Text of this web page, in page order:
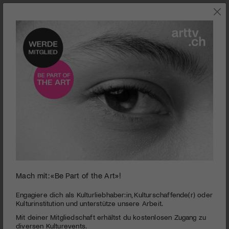
SZENE
seconds
minutes,
42
Erna Schillig – Monografie
Das zu Unrecht in Vergessenheit geratene künstlerische
Mach mit: «Be Part of the Art»!
Engagiere dich als Kulturliebhaber:in, Kulturschaffende(r) oder
Kulturinstitution und unterstütze unsere Arbeit.
Mit deiner Mitgliedschaft erhältst du kostenlosen Zugang zu
diversen Kulturevents.